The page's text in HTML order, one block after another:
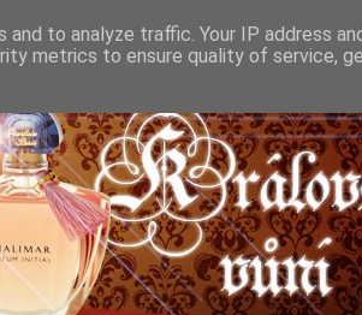
to analyze traffic. Your IP address
metrics to ensure quality of service,